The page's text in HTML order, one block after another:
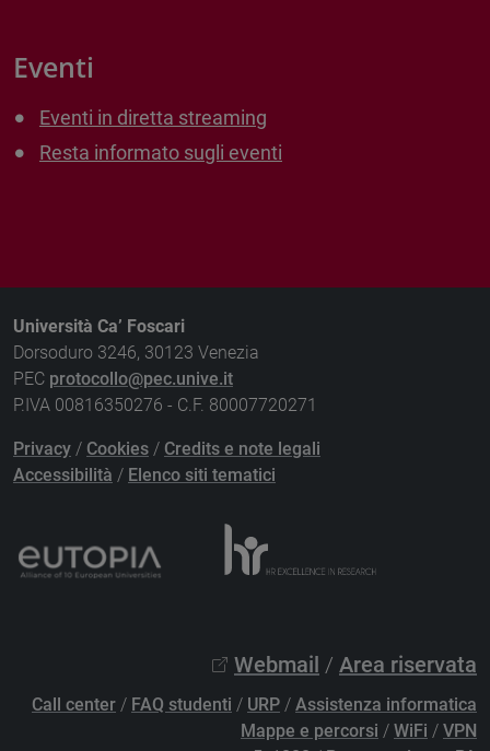
Eventi
Eventi in diretta streaming
Resta informato sugli eventi
Università Ca’ Foscari
Dorsoduro 3246, 30123 Venezia
PEC protocollo@pec.unive.it
P.IVA 00816350276 - C.F. 80007720271
Privacy / Cookies / Credits e note legali
Accessibilità / Elenco siti tematici
Webmail / Area riservata
Call center / FAQ studenti / URP / Assistenza informatica
Mappe e percorsi / WiFi / VPN